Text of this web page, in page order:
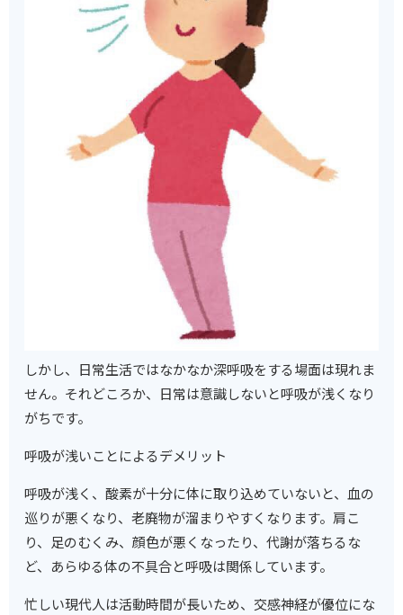
しかし、日常生活ではなかなか深呼吸をする場面は現れま
せん。それどころか、日常は意識しないと呼吸が浅くなり
がちです。
呼吸が浅いことによるデメリット
呼吸が浅く、酸素が十分に体に取り込めていないと、血の
巡りが悪くなり、老廃物が溜まりやすくなります。肩こ
り、足のむくみ、顔色が悪くなったり、代謝が落ちるな
ど、あらゆる体の不具合と呼吸は関係しています。
忙しい現代人は活動時間が長いため、交感神経が優位にな